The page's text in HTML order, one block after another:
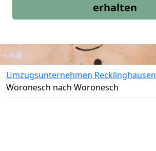
erhalten
Umzugsunternehmen Recklinghausen
Woronesch nach Woronesch